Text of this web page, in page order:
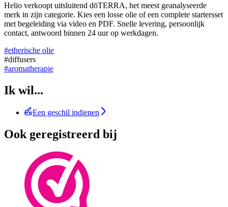
Helio verkoopt uitsluitend dōTERRA, het meest geanalyseerde
merk in zijn categorie. Kies een losse olie of een complete startersset
met begeleiding via video en PDF. Snelle levering, persoonlijk
contact, antwoord binnen 24 uur op werkdagen.
#etherische olie
#diffusers
#aromatherapie
Ik wil...
Een geschil indienen
Ook geregistreerd bij